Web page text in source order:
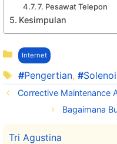
7. Pesawat Telepon
Kesimpulan
Kategori
Internet
Tag
Pengertian,
Corrective Maintenance
Bagaimana
Tri Agustina